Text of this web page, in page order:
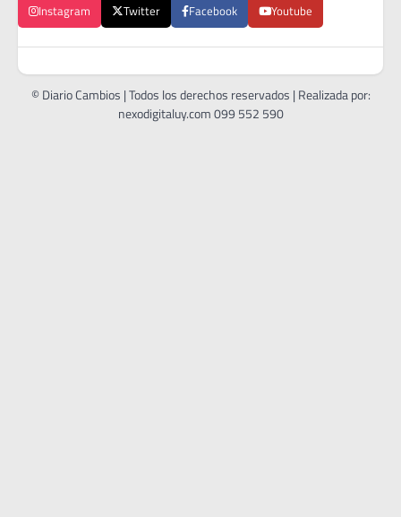
Instagram Twitter Facebook Youtube